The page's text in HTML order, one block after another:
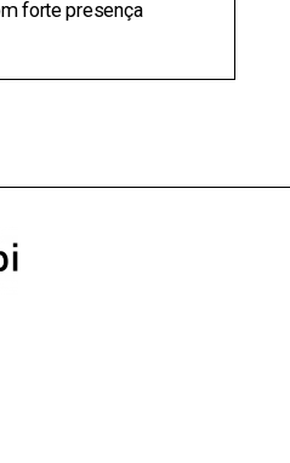
forte presença